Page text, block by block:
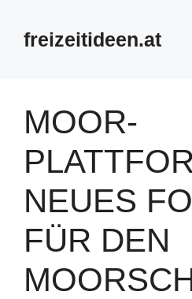
Inhalt
springenfreizeitideen.at
MOOR-
NEUES
FÜR DEN